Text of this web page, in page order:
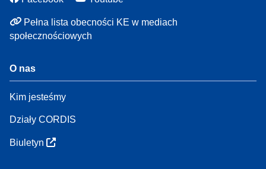
Pełna lista obecności KE w mediach
społecznościowych
O nas
Kim jesteśmy
Działy CORDIS
Biuletyn